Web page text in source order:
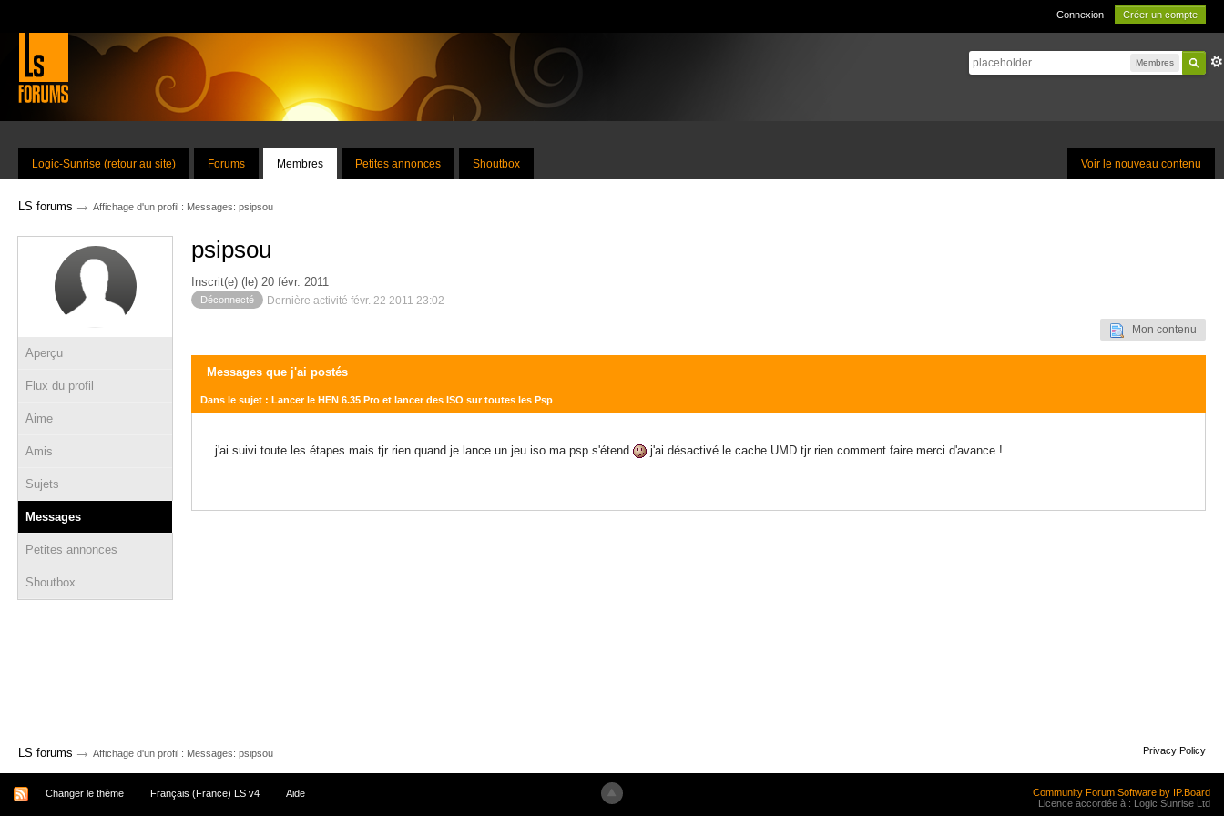
Connexion Créer un compte
Membres
Voir le nouveau contenu
Logic-Sunrise (retour au site) Forums Membres Petites annonces Shoutbox
LS forums → Affichage d'un profil : Messages: psipsou
Aperçu
Flux du profil
Aime
Amis
Sujets
Messages
Petites annonces
Shoutbox
psipsou
Inscrit(e) (le) 20 févr. 2011
Déconnecté Dernière activité févr. 22 2011 23:02
Mon contenu
Messages que j'ai postés
Dans le sujet : Lancer le HEN 6.35 Pro et lancer des ISO sur toutes les Psp
j'ai suivi toute les étapes mais tjr rien quand je lance un jeu iso ma psp s'étend j'ai désactivé le cache UMD tjr rien comment faire merci d'avance !
LS forums → Affichage d'un profil : Messages: psipsou Privacy Policy
Changer le thème Français (France) LS v4 Aide
Community Forum Software by IP.Board
Licence accordée à : Logic Sunrise Ltd